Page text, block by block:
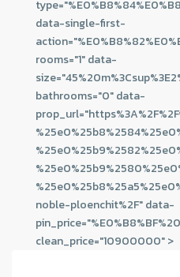
data-single-first-
rooms="1" data-
bathrooms="0" data-
noble-ploenchit%2F" data-
clean_price="10900000" >